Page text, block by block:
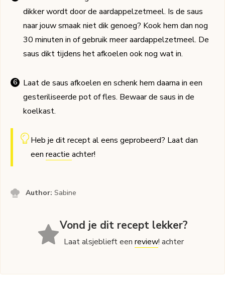
dikker wordt door de aardappelzetmeel. Is de saus
naar jouw smaak niet dik genoeg? Kook hem dan nog
30 minuten in of gebruik meer aardappelzetmeel. De
saus dikt tijdens het afkoelen ook nog wat in.
Laat de saus afkoelen en schenk hem daarna in een
gesteriliseerde pot of fles. Bewaar de saus in de
koelkast.
Heb je dit recept al eens geprobeerd? Laat dan
een reactie achter!
Author:Sabine
Vond je dit recept lekker?
Laat alsjeblieft eenreview! achter